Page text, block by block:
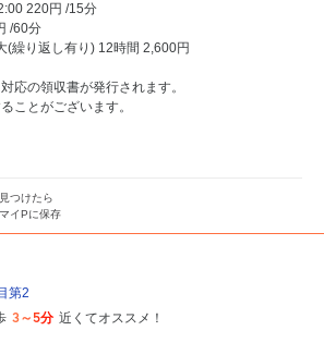
220円 /15分
/60分
(繰り返し有り) 12時間 2,600円
応の領収書が発行されます。
ことがございます。
つけたら
イPに保存
第2
3～5分 近くてオススメ！